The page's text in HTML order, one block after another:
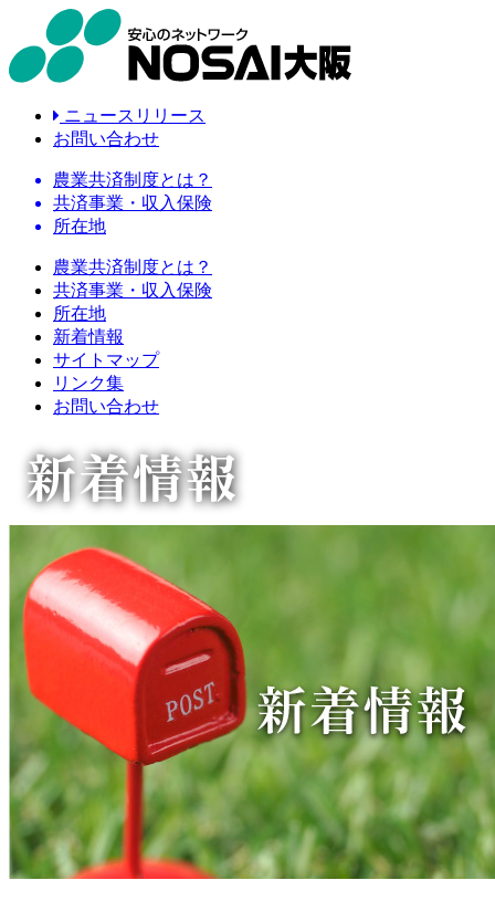
ニュースリリース
お問い合わせ
農業共済制度とは？
共済事業・収入保険
所在地
農業共済制度とは？
共済事業・収入保険
所在地
新着情報
サイトマップ
リンク集
お問い合わせ